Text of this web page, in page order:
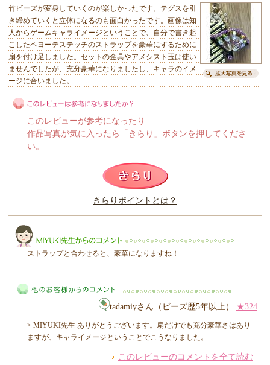
竹ビーズが変身していくのが楽しかったです。テグスを引
き締めていくと立体になるのも面白かったです。画像は知
人からゲームキャライメージということで、自分で書き起
こしたペヨーテステッチのストラップを豪華にするために
扇を付け足しました。セットの金具やアメシスト玉は使い
ませんでしたが、充分豪華になりましたし、キャラのイメ
ージに合いました。
このレビューは参考になりましたか？
このレビューが参考になったり
作品写真が気に入ったら「きらり」ボタンを押してくださ
い。
きらりポイントとは？
ストラップと合わせると、豪華になりますね！
tadamiyさん（ビーズ歴5年以上） ★324
> MIYUKI先生 ありがとうございます。扇だけでも充分豪華さはあり
ますが、キャライメージということでこうなりました。
このレビューのコメントを全て読む